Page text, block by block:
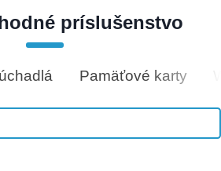
príslušenstvo
Pamäťové karty
search